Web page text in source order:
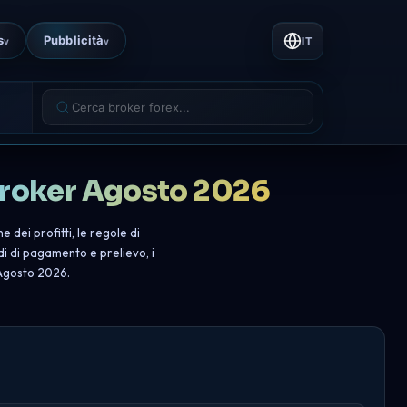
v Pubblicitàv IT
Agosto 2026
dei profitti, le regole di
di pagamento e prelievo, i
2026.